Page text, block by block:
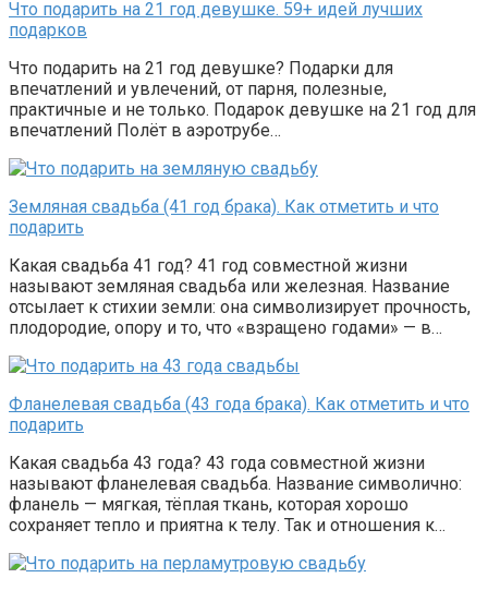
Что подарить на 21 год девушке. 59+ идей лучших
подарков
Что подарить на 21 год девушке? Подарки для
впечатлений и увлечений, от парня, полезные,
практичные и не только. Подарок девушке на 21 год для
впечатлений Полёт в аэротрубе…
Земляная свадьба (41 год брака). Как отметить и что
подарить
Какая свадьба 41 год? 41 год совместной жизни
называют земляная свадьба или железная. Название
отсылает к стихии земли: она символизирует прочность,
плодородие, опору и то, что «взращено годами» — в…
Фланелевая свадьба (43 года брака). Как отметить и что
подарить
Какая свадьба 43 года? 43 года совместной жизни
называют фланелевая свадьба. Название символично:
фланель — мягкая, тёплая ткань, которая хорошо
сохраняет тепло и приятна к телу. Так и отношения к…